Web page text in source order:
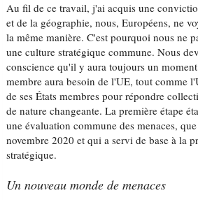
Au fil de ce travail, j'ai acquis une
et de la géographie, nous, Européens, ne
la même manière. C'est pourquoi nous ne
une culture stratégique commune. Nous
conscience qu'il y aura toujours un
membre aura besoin de l'UE, tout comme
de ses États membres pour répondre
de nature changeante. La première étape
une évaluation commune des menaces,
novembre 2020 et qui a servi de base à la
stratégique.
Un nouveau monde de menaces